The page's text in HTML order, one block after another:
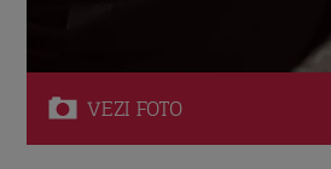
VEZI FOTO